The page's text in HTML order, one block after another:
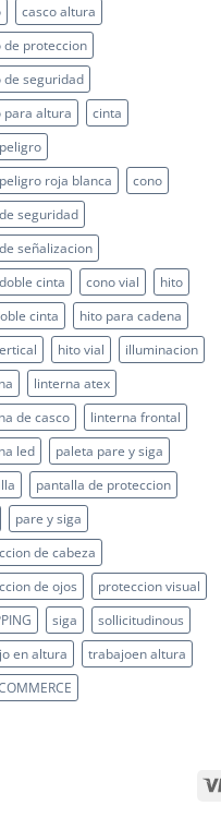
casco altura
de proteccion
de seguridad
para altura
cinta
roja blanca
cono
seguridad
señalizacion
cinta
cono vial
hito
cinta
hito para cadena
hito vial
illuminacion
linterna atex
de casco
linterna frontal
led
paleta pare y siga
pantalla de proteccion
pare y siga
de cabeza
de ojos
proteccion visual
siga
sollicitudinous
en altura
trabajoen altura